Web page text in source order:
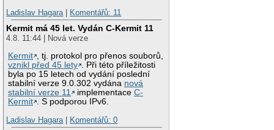
Ladislav Hagara | Komentářů: 11
Kermit má 45 let. Vydán C-Kermit 11
4.8. 11:44 | Nová verze
Kermit , tj. protokol pro přenos souborů,
vznikl před 45 lety . Při této příležitosti
byla po 15 letech od vydání poslední
stabilní verze 9.0.302 vydána nová
stabilní verze 11
implementaceC-
Kermit . S podporou IPv6.
Ladislav Hagara | Komentářů: 0